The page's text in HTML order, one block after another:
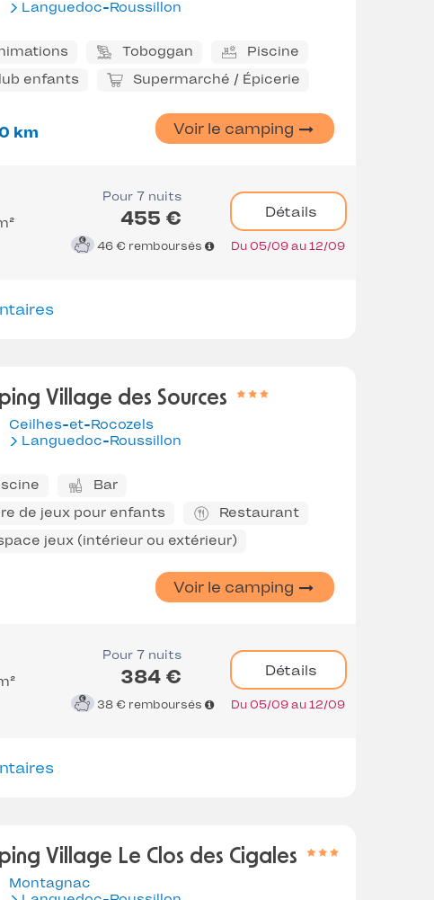
Languedoc-Roussillon
Toboggan
Piscine
enfants
Supermarché / Épicerie
km Voir le camping
Pour 7 nuits
455 €
46 € remboursés
Détails
Du 05/09 au 12/09
Village des Sources
Ceilhes-et-Rocozels
Languedoc-Roussillon
Bar
de jeux pour enfants
Restaurant
jeux (intérieur ou extérieur)
Voir le camping
Pour 7 nuits
384 €
38 € remboursés
Détails
Du 05/09 au 12/09
Village Le Clos des Cigales
Montagnac